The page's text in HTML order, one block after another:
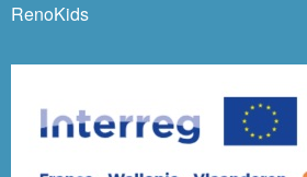
RenoKids